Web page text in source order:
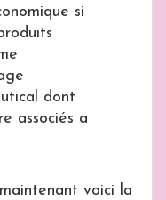
si
dont
associés a
voici la